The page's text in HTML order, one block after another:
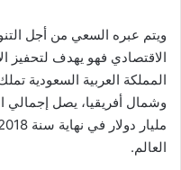
ويتم عبره السعي من أجل
الاقتصادي فهو يهدف لتحفيز
المملكة العربية السعودية
العالم.